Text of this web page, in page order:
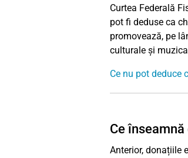
Curtea Federală
pot fi deduse ca
promovează, pe
culturale și
Ce nu pot deduce
Ce
Anterior, donațiile